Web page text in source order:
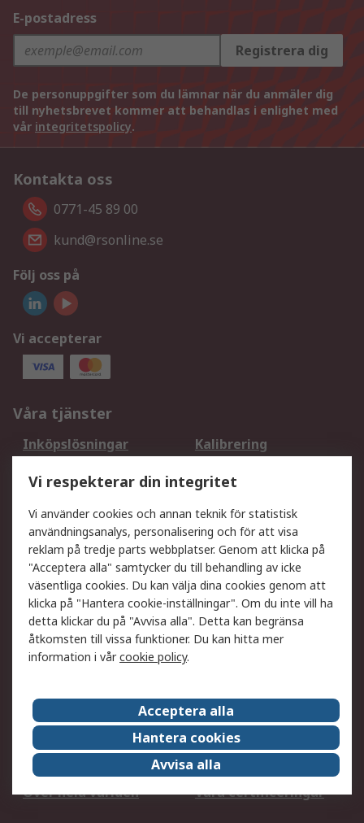
E-postadress
Registrera dig
De personuppgifter som du lämnar när du anmäler dig
till nyhetsbrevet kommer att behandlas i enlighet med
vår integritetspolicy.
Kontakta oss
0771-45 89 00
kund@rsonline.se
Följ oss på
Vi accepterar
Våra tjänster
Inköpslösningar
Kalibrering
DesignSpark
Teknisk Support
Ditt lokala säljteam
Exportlösningar
Support
Få hjälp
Retur av varor
Leverans
Spåra din order
Begär en fakturakopi
Fördelar med RS-konto
Betalningsalternativ
Om RS
Försäljningsvillkor
Det juridiska
Press Centre
Jobba hos RS
ESG
Över hela världen
Våra certificeringar
Vi respekterar din integritet
Vi använder cookies och annan teknik för statistisk
användningsanalys, personalisering och för att visa
reklam på tredje parts webbplatser. Genom att klicka på
"Acceptera alla" samtycker du till behandling av icke
väsentliga cookies. Du kan välja dina cookies genom att
klicka på "Hantera cookie-inställningar". Om du inte vill ha
detta klickar du på "Avvisa alla". Detta kan begränsa
åtkomsten till vissa funktioner. Du kan hitta mer
information i vårcookie policy.
Acceptera alla
Hantera cookies
Avvisa alla